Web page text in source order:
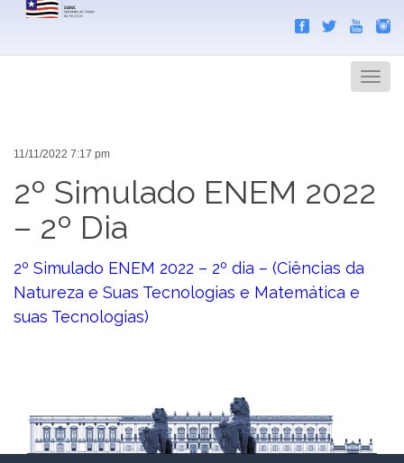
Menu
11/11/2022 7:17 pm
2º Simulado ENEM 2022
– 2º Dia
2º Simulado ENEM 2022 – 2º dia – (Ciências da
Natureza e Suas Tecnologias e Matemática e
suas Tecnologias)